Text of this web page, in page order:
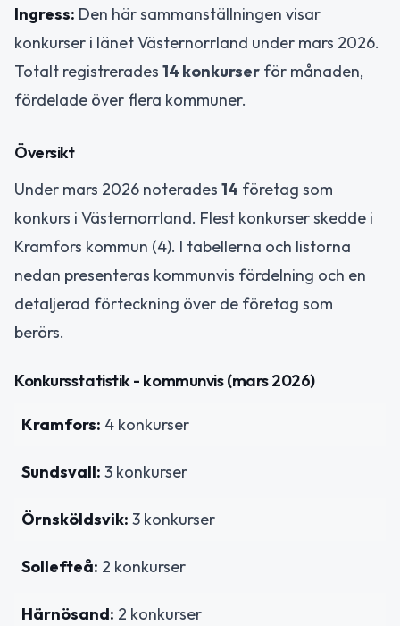
Ingress: Den här sammanställningen visar
konkurser i länet Västernorrland under mars 2026.
Totalt registrerades 14 konkurser för månaden,
fördelade över flera kommuner.
Översikt
Under mars 2026 noterades 14 företag som
konkurs i Västernorrland. Flest konkurser skedde i
Kramfors kommun (4). I tabellerna och listorna
nedan presenteras kommunvis fördelning och en
detaljerad förteckning över de företag som
berörs.
Konkursstatistik - kommunvis (mars 2026)
Kramfors: 4 konkurser
Sundsvall: 3 konkurser
Örnsköldsvik: 3 konkurser
Sollefteå: 2 konkurser
Härnösand: 2 konkurser